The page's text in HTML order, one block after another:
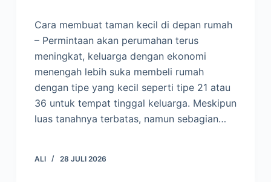
Cara membuat taman kecil di depan rumah
– Permintaan akan perumahan terus
meningkat, keluarga dengan ekonomi
menengah lebih suka membeli rumah
dengan tipe yang kecil seperti tipe 21 atau
36 untuk tempat tinggal keluarga. Meskipun
luas tanahnya terbatas, namun sebagian…
ALI 28 JULI 2026